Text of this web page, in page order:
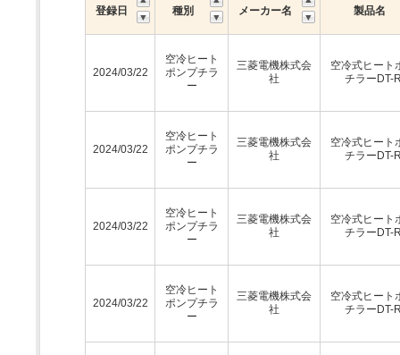
登録日 種別 メーカー名 製品名
2024/03/22
空冷ヒート
ポンプチラ
ー
三菱電機株式会
社
空冷式ヒート
チラーDT-
2024/03/22
空冷ヒート
ポンプチラ
ー
三菱電機株式会
社
空冷式ヒート
チラーDT-
2024/03/22
空冷ヒート
ポンプチラ
ー
三菱電機株式会
社
空冷式ヒート
チラーDT-
2024/03/22
空冷ヒート
ポンプチラ
ー
三菱電機株式会
社
空冷式ヒート
チラーDT-